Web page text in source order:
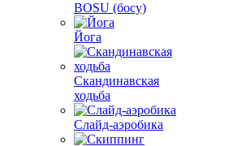
BOSU (босу)
Йога
Скандинавская
ходьба
Слайд-аэробика